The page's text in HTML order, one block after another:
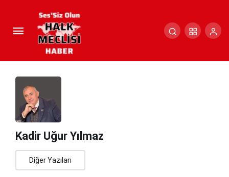
Kadir Uğur Yılmaz
Diğer Yazıları
İngiliz’in Kuyruk Acısı Dinmedi,
Oyun Bitmedi
Yorum Yap